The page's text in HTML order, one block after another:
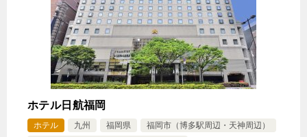
じゃらんで確認する
ホテル日航福岡
ホテル 九州 福岡県
福岡市（博多駅周辺・天神周辺）